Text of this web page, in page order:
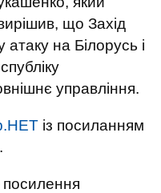
що Захід
на Білорусь і
управління.
із посиланням
посилення